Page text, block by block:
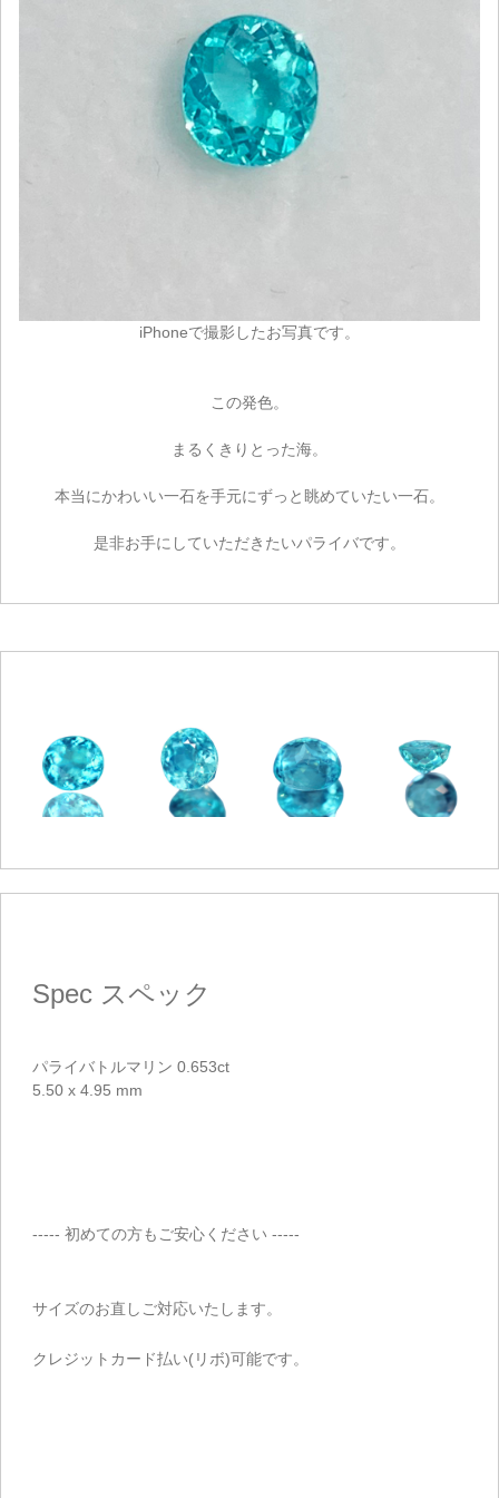
iPhoneで撮影したお写真です。
この発色。
まるくきりとった海。
本当にかわいい一石を手元にずっと眺めていたい一石。
是非お手にしていただきたいパライバです。
Spec スペック
パライバトルマリン 0.653ct
5.50 x 4.95 mm
----- 初めての方もご安心ください -----
サイズのお直しご対応いたします。
クレジットカード払い(リボ)可能です。
ご注文手続き
カートを見る
お買い物を続ける